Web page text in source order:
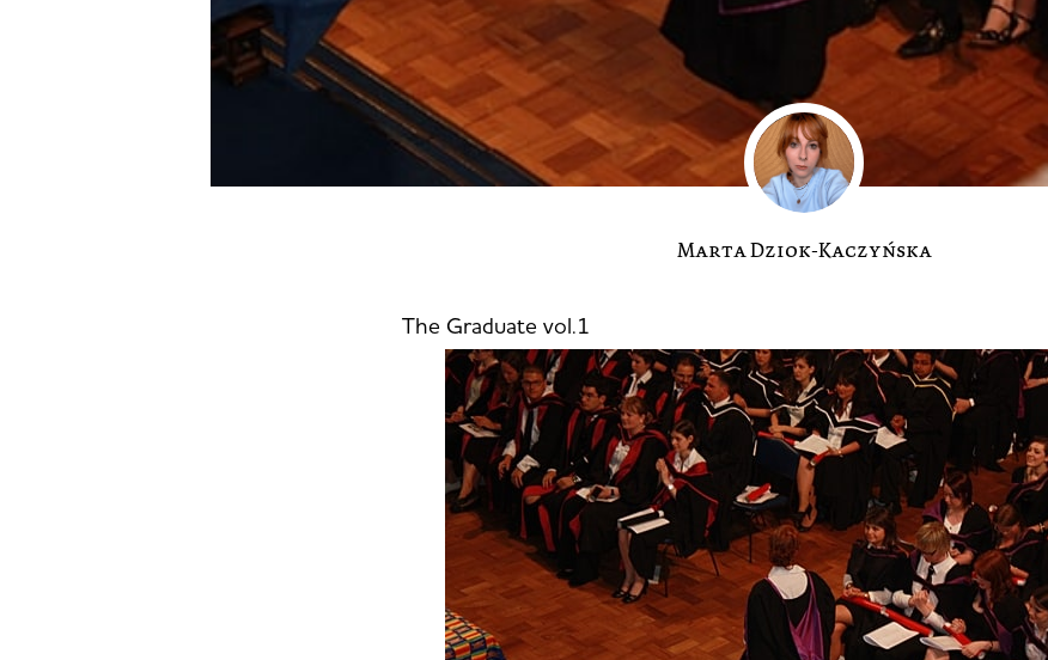
Marta Dziok-Kaczyńska
The Graduate vol.1